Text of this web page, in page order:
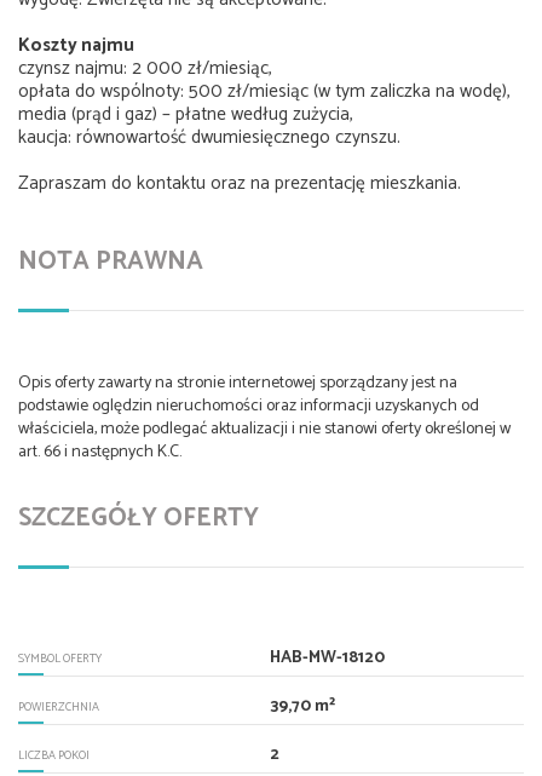
Koszty najmu
czynsz najmu: 2 000 zł/miesiąc,
opłata do wspólnoty: 500 zł/miesiąc (w tym zaliczka na wodę),
media (prąd i gaz) – płatne według zużycia,
kaucja: równowartość dwumiesięcznego czynszu.
Zapraszam do kontaktu oraz na prezentację mieszkania.
NOTA PRAWNA
Opis oferty zawarty na stronie internetowej sporządzany jest na
podstawie oględzin nieruchomości oraz informacji uzyskanych od
właściciela, może podlegać aktualizacji i nie stanowi oferty określonej w
art. 66 i następnych K.C.
SZCZEGÓŁY OFERTY
SYMBOL OFERTY HAB-MW-18120
POWIERZCHNIA 39,70 m²
LICZBA POKOI 2